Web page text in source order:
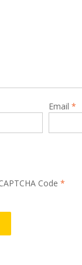
Email*
Code *